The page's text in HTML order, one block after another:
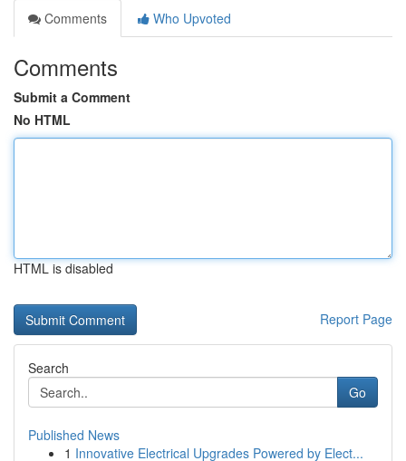
Comments
Who Upvoted
Comments
Submit a Comment
No HTML
HTML is disabled
Report Page
Search
Go
Published News
1 Innovative Electrical Upgrades Powered by Elect...